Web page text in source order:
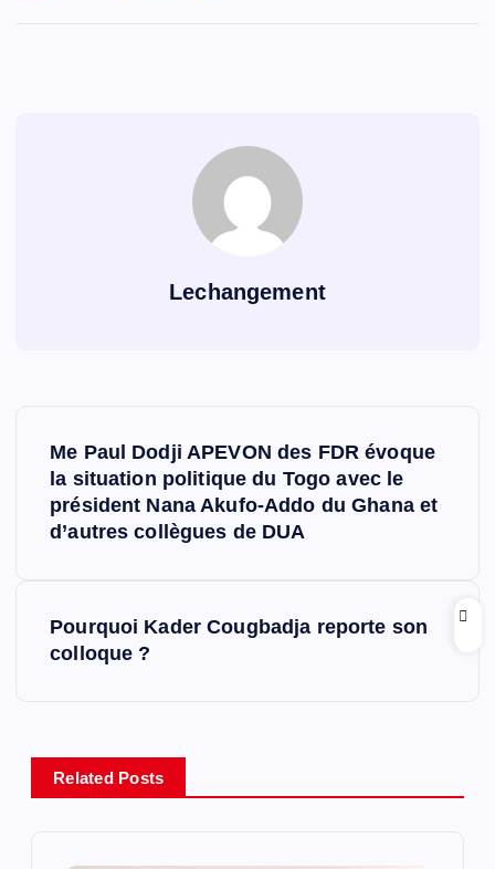
Lechangement
Me Paul Dodji APEVON des FDR évoque
la situation politique du Togo avec le
président Nana Akufo-Addo du Ghana et
d’autres collègues de DUA
Pourquoi Kader Cougbadja reporte son
colloque ?
Related Posts